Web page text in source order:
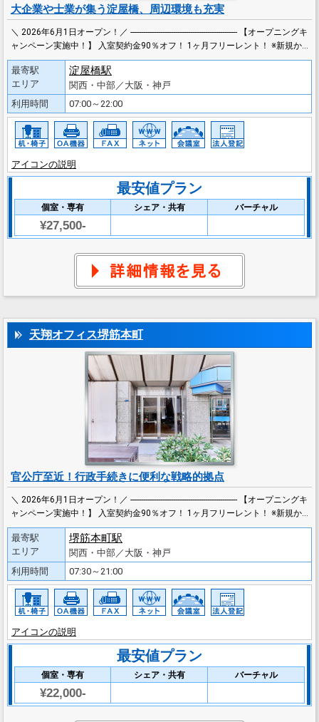
大企業や士業が集う淀屋橋、周辺環境も充実
＼ 2026年6月1日オープン！／ -------------------------------------------------- 【オープニングキ
ャンペーン実施中！】 入室契約金90％オフ！ 1ヶ月フリーレント！ ※新規か…
最寄駅
エリア
淀屋橋駅
関西・中部／大阪・神戸
利用時間
07:00～22:00
アイコンの説明
最安値プラン
個室・専有 シェア・共有 バーチャル
¥27,500-
天翔オフィス堺筋本町
官公庁至近！行政手続きに便利な戦略的拠点
＼ 2026年6月1日オープン！／ -------------------------------------------------- 【オープニングキ
ャンペーン実施中！】 入室契約金90％オフ！ 1ヶ月フリーレント！ ※新規か…
最寄駅
エリア
堺筋本町駅
関西・中部／大阪・神戸
利用時間
07:30～21:00
アイコンの説明
最安値プラン
個室・専有 シェア・共有 バーチャル
¥22,000-